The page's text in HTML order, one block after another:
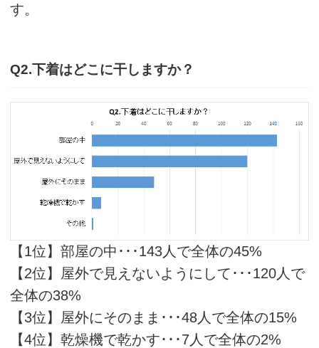
す。
Q2.下着はどこに干しますか？
【1位】部屋の中･･･143人で全体の45%
【2位】屋外で見えないようにして･･･120人で
全体の38%
【3位】屋外にそのまま･･･48人で全体の15%
【4位】乾燥機で乾かす･･･7人で全体の2%